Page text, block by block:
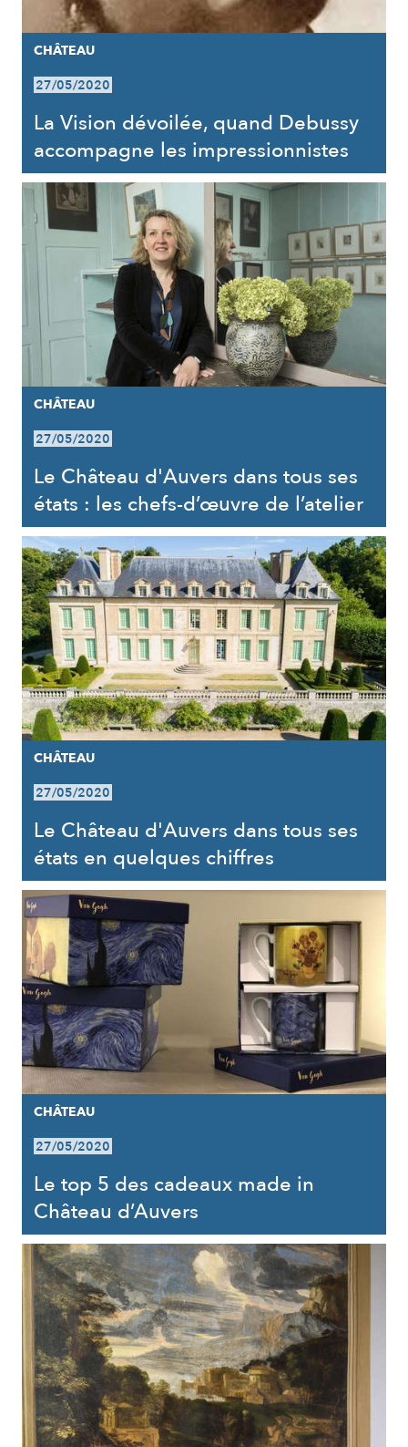
CHÂTEAU
27/05/2020
La Vision dévoilée, quand Debussy
accompagne les impressionnistes
CHÂTEAU
27/05/2020
Le Château d'Auvers dans tous ses
états : les chefs-d’œuvre de l’atelier
CHÂTEAU
27/05/2020
Le Château d'Auvers dans tous ses
états en quelques chiffres
CHÂTEAU
27/05/2020
Le top 5 des cadeaux made in
Château d’Auvers